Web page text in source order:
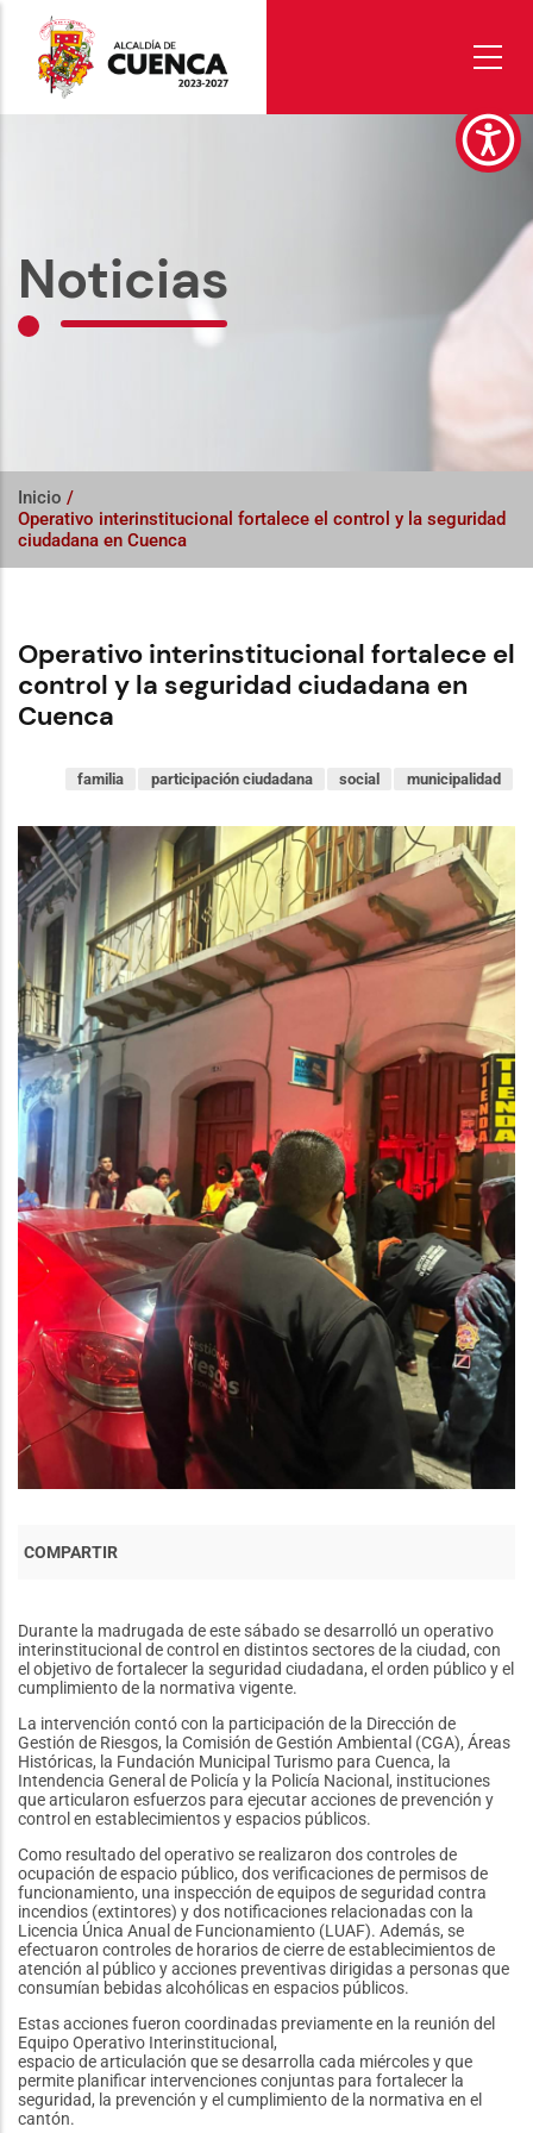
contenido
principal
Noticias
Inicio /
Operativo interinstitucional fortalece el control y la seguridad
ciudadana en Cuenca
Operativo interinstitucional fortalece el
control y la seguridad ciudadana en
Cuenca
municipalidad
social
participación ciudadana
familia
Durante la madrugada de este sábado se desarrolló un operativo
interinstitucional de control en distintos sectores de la ciudad, con
el objetivo de fortalecer la seguridad ciudadana, el orden público y el
cumplimiento de la normativa vigente.
La intervención contó con la participación de la Dirección de
Gestión de Riesgos, la Comisión de Gestión Ambiental (CGA), Áreas
Históricas, la Fundación Municipal Turismo para Cuenca, la
Intendencia General de Policía y la Policía Nacional, instituciones
que articularon esfuerzos para ejecutar acciones de prevención y
control en establecimientos y espacios públicos.
Como resultado del operativo se realizaron dos controles de
ocupación de espacio público, dos verificaciones de permisos de
funcionamiento, una inspección de equipos de seguridad contra
incendios (extintores) y dos notificaciones relacionadas con la
Licencia Única Anual de Funcionamiento (LUAF). Además, se
efectuaron controles de horarios de cierre de establecimientos de
atención al público y acciones preventivas dirigidas a personas que
consumían bebidas alcohólicas en espacios públicos.
Estas acciones fueron coordinadas previamente en la reunión del
Equipo Operativo Interinstitucional,
espacio de articulación que se desarrolla cada miércoles y que
permite planificar intervenciones conjuntas para fortalecer la
seguridad, la prevención y el cumplimiento de la normativa en el
cantón.